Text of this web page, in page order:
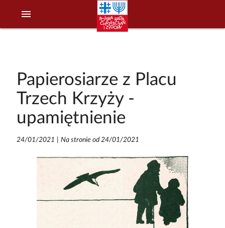
menu
Papierosiarze z Placu
Trzech Krzyży -
upamiętnienie
24/01/2021 Na stronie od 24/01/2021